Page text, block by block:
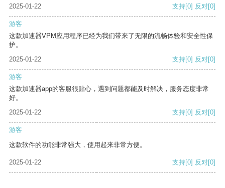
2025-01-22 支持[0] 反对[0]
游客
这款加速器VPM应用程序已经为我们带来了无限的流畅体验和安全性保
护。
2025-01-22
支持[0] 反对[0]
游客
这款加速器app的客服很贴心，遇到问题都能及时解决，服务态度非常
好。
2025-01-22
支持[0] 反对[0]
游客
这款软件的功能非常强大，使用起来非常方便。
2025-01-22 支持[0] 反对[0]